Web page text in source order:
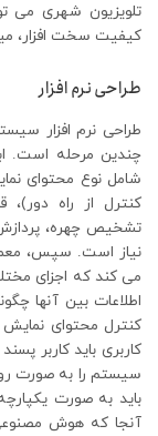
تلویزیون شهری می
کیفیت سخت افزار،
طراحی نرم افزار
طراحی نرم افزار
چندین مرحله است.
شامل نوع محتوای
کنترل از راه
تشخیص چهره،
نیاز است. سپس،
می کند که اجزای
اطلاعات بین آنها
کنترل محتوای
کاربری باید کاربر
سیستم را به صورت
باید به صورت
آنجا که هوش